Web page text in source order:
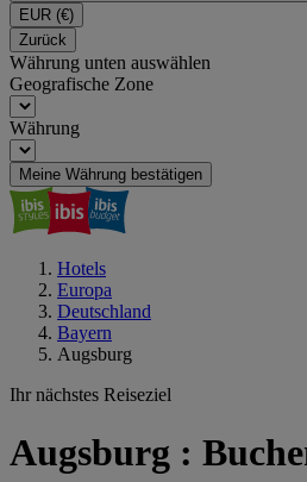
EUR (€)
Zurück
Währung unten auswählen
Geografische Zone
Währung
Meine Währung bestätigen
Hotels
Europa
Deutschland
Bayern
Augsburg
Ihr nächstes Reiseziel
Augsburg :